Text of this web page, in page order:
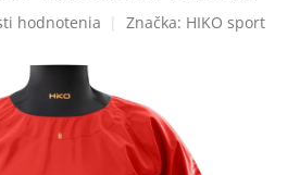
hodnotenia Značka: HIKO sport